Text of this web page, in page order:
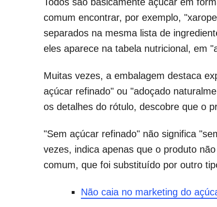
comum encontrar, por exemplo,
separados na mesma lista de
eles aparece na tabela nutricional, em
Muitas vezes, a embalagem destaca
açúcar refinado" ou "adoçado
os detalhes do rótulo, descobre que o
"Sem açúcar refinado" não significa
vezes, indica apenas que o produto
comum, que foi substituído por outro
Não caia no marketing do